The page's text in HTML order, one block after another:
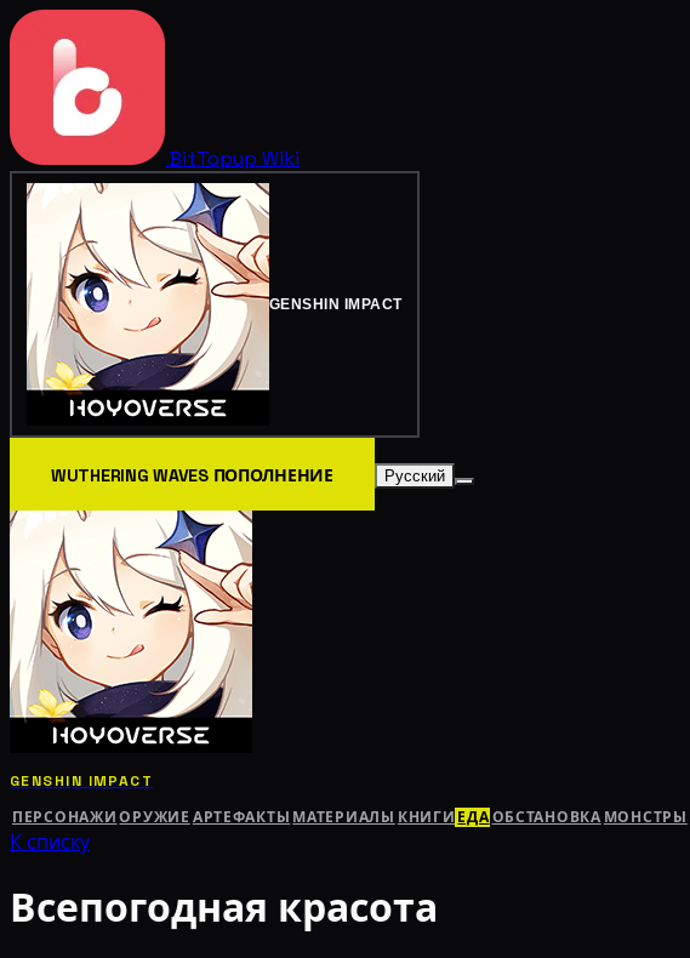
BitTopup Wiki
GENSHIN IMPACT
WUTHERING WAVES ПОПОЛНЕНИЕ Русский
GENSHIN IMPACT
ПЕРСОНАЖИ ОРУЖИЕ АРТЕФАКТЫ МАТЕРИАЛЫ КНИГИ ЕДАОБСТАНОВКА МОНСТРЫ
К списку
Всепогодная красота